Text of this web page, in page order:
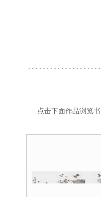
点击下面作品浏览书